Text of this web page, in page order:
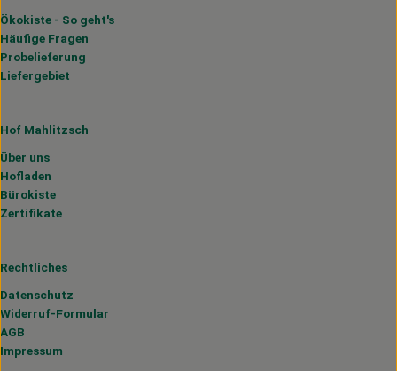
Ökokiste - So geht's
Häufige Fragen
Probelieferung
Liefergebiet
Hof Mahlitzsch
Über uns
Hofladen
Bürokiste
Zertifikate
Rechtliches
Datenschutz
Widerruf-Formular
AGB
Impressum